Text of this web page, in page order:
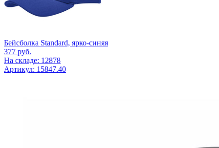
Бейсболка Standard, ярко-синяя
377 руб.
На складе: 12878
Артикул: 15847.40